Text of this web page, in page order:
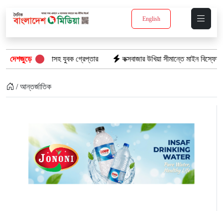
English
দেশজুড়েযুবক গ্রেপ্তার কক্সবাজার উখিয়া সীমান্তে মাইন বিস্ফোরণে যুবক
/ আন্তর্জাতিক